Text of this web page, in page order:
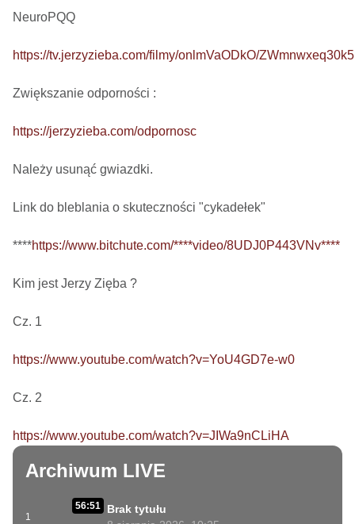
NeuroPQQ
https://tv.jerzyzieba.com/filmy/onlmVaODkO/
Zwiększanie odporności :
https://jerzyzieba.com/odpornosc
Należy usunąć gwiazdki.
Link do bleblania o skuteczności "cykadełek"
****https://www.bitchute.com/****video/8UDJ0P443VNv****
Kim jest Jerzy Zięba ?
Cz. 1
https://www.youtube.com/watch?v=YoU4GD7e-w0
Cz. 2
https://www.youtube.com/watch?v=JIWa9nCLiHA
Archiwum LIVE
1
56:51
Brak tytułu